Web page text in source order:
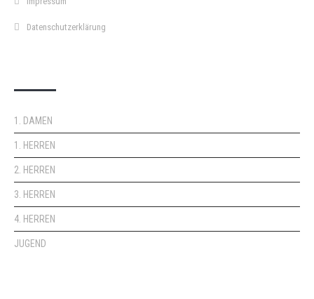
Datenschutzerklärung
1. DAMEN
1. HERREN
2. HERREN
3. HERREN
4. HERREN
JUGEND